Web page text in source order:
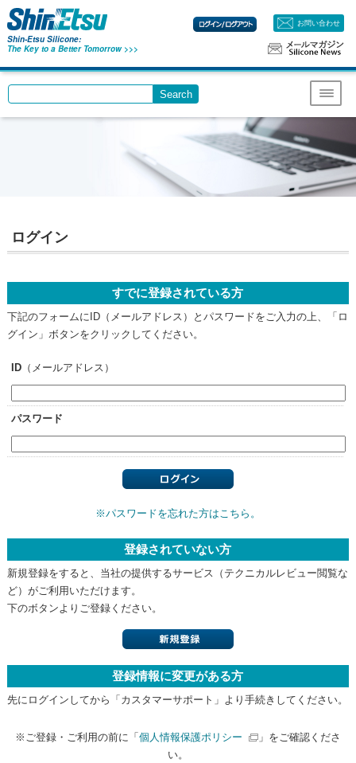
Shin-Etsu Silicone:
The Key to a Better Tomorrow >>>
お問い合わせ
Write your search query here
Search
Menu
ログイン
すでに登録されている方
下記のフォームにID（メールアドレス）とパスワードをご入力の上、「ロ
グイン」ボタンをクリックしてください。
ID（メールアドレス）
パスワード
※パスワードを忘れた方はこちら。
登録されていない方
新規登録をすると、当社の提供するサービス（テクニカルレビュー閲覧な
ど）がご利用いただけます。
下のボタンよりご登録ください。
登録情報に変更がある方
先にログインしてから「カスタマーサポート」より手続きしてください。
※ご登録・ご利用の前に「 個人情報保護ポリシー
」をご確認くださ
い。